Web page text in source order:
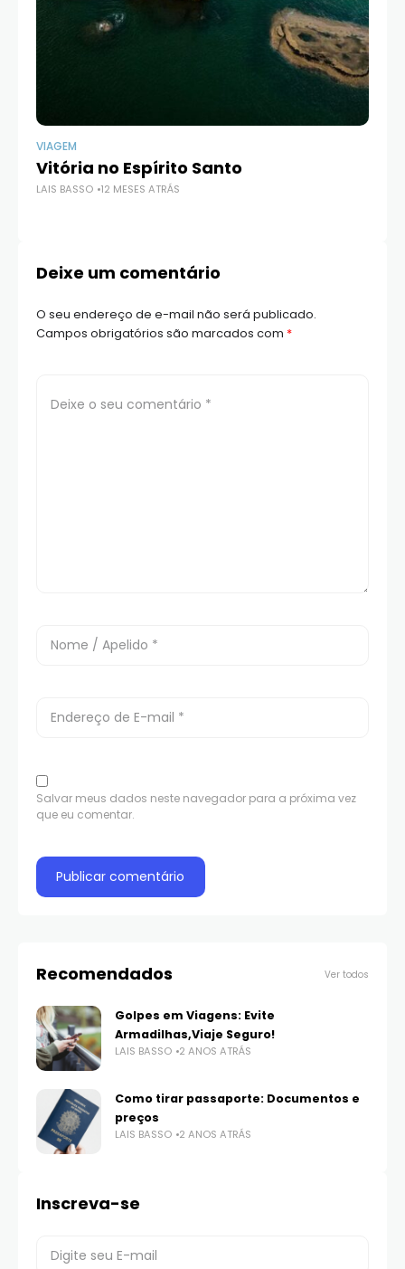
VIAGEM
Vitória no Espírito Santo
LAIS BASSO 12 MESES ATRÁS
Deixe um comentário
O seu endereço de e-mail não será publicado.
Campos obrigatórios são marcados com *
Salvar meus dados neste navegador para a próxima vez
que eu comentar.
Recomendados Ver todos
Golpes em Viagens: Evite
Armadilhas,Viaje Seguro!
LAIS BASSO 2 ANOS ATRÁS
Como tirar passaporte: Documentos e
preços
LAIS BASSO 2 ANOS ATRÁS
Inscreva-se